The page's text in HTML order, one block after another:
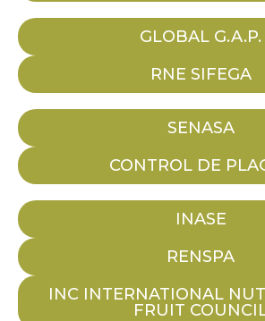
GLOBAL G.A.P.
RNE SIFEGA
SENASA
CONTROL DE
INASE
RENSPA
INC INTERNATIONAL
FRUIT